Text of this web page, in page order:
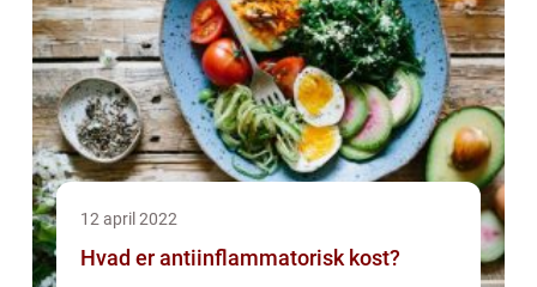
12 april 2022
Hvad er antiinflammatorisk kost?